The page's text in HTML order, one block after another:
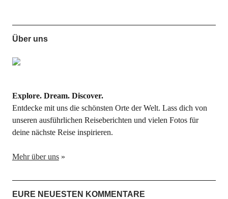
Über uns
Explore. Dream. Discover.
Entdecke mit uns die schönsten Orte der Welt. Lass dich von
unseren ausführlichen Reiseberichten und vielen Fotos für
deine nächste Reise inspirieren.
Mehr über uns»
EURE NEUESTEN KOMMENTARE